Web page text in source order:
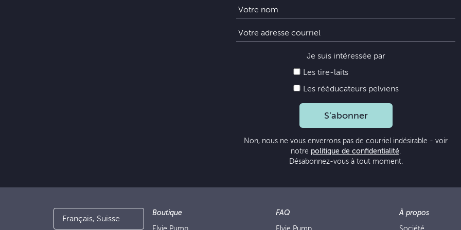
Je suis intéressée par
Les tire-laits
Les rééducateurs pelviens
S’abonner
Non, nous ne vous enverrons pas de courriel indésirable - voir
notre politique de confidentialité.
Désabonnez-vous à tout moment.
Français, Suisse
Boutique FAQ À propos